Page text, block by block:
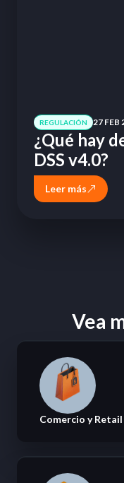
REGULACIÓN 27 FEB
¿Qué hay
DSS v4.0?
Leer más
Vea
Comercio y Retail